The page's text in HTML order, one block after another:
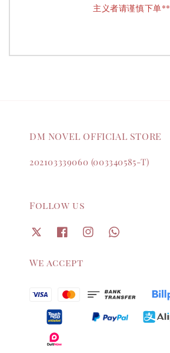
主义者请谨慎下单**
DM NOVEL OFFICIAL STORE
202103339060 (003340585-T)
Follow us
We accept